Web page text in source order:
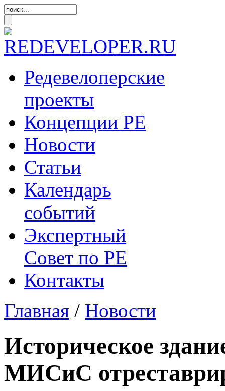
Редевелоперские
проекты
Концепции РЕ
Новости
Статьи
Календарь
событий
Экспертный
Совет по РЕ
Контакты
Главная / Новости
Историческое
МИСиС